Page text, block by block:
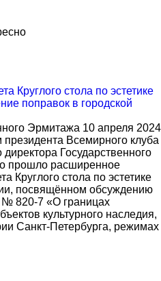
Круглого стола по эстетике
поправок в городской
Эрмитажа 10 апреля 2024
президента Всемирного клуба
Государственного
прошло расширенное
Круглого стола по эстетике
посвящённом обсуждению
№ 820-7 «О границах
культурного наследия,
Санкт-Петербурга, режимах